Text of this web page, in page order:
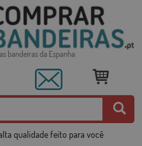
bandeiras da Espanha
qualidade feito para você